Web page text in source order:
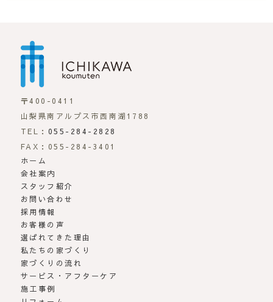
〒400-0411
山梨県南アルプス市西南湖1788
TEL： 055-284-2828
FAX：055-284-3401
ホーム
会社案内
スタッフ紹介
お問い合わせ
採用情報
お客様の声
選ばれてきた理由
私たちの家づくり
家づくりの流れ
サービス・アフターケア
施工事例